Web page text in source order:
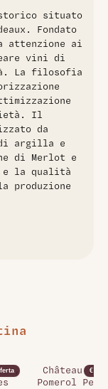
e
accessibile
della
in
situato
Fondato
attenzione ai
vini di
La filosofia
Il
da
di argilla e
di Merlot e
e la qualità
produzione
€ Fai
Château
Pomerol